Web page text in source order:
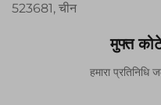
523681, चीन
मुफ्त
हमारा